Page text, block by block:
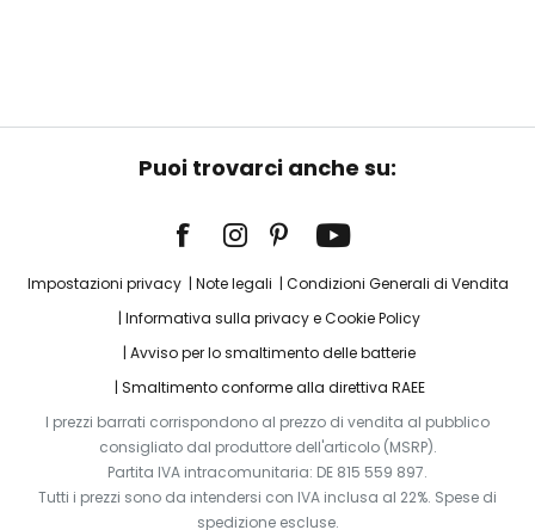
Puoi trovarci anche su:
Impostazioni privacy Note legali
Condizioni Generali di Vendita
Informativa sulla privacy e Cookie Policy
Avviso per lo smaltimento delle batterie
Smaltimento conforme alla direttiva RAEE
I prezzi barrati corrispondono al prezzo di vendita al pubblico
consigliato dal produttore dell'articolo (MSRP).
Partita IVA intracomunitaria: DE 815 559 897.
Tutti i prezzi sono da intendersi con IVA inclusa al 22%. Spese di
spedizione escluse.